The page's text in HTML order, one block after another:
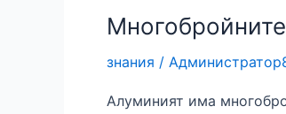
знания /
Алуминият има